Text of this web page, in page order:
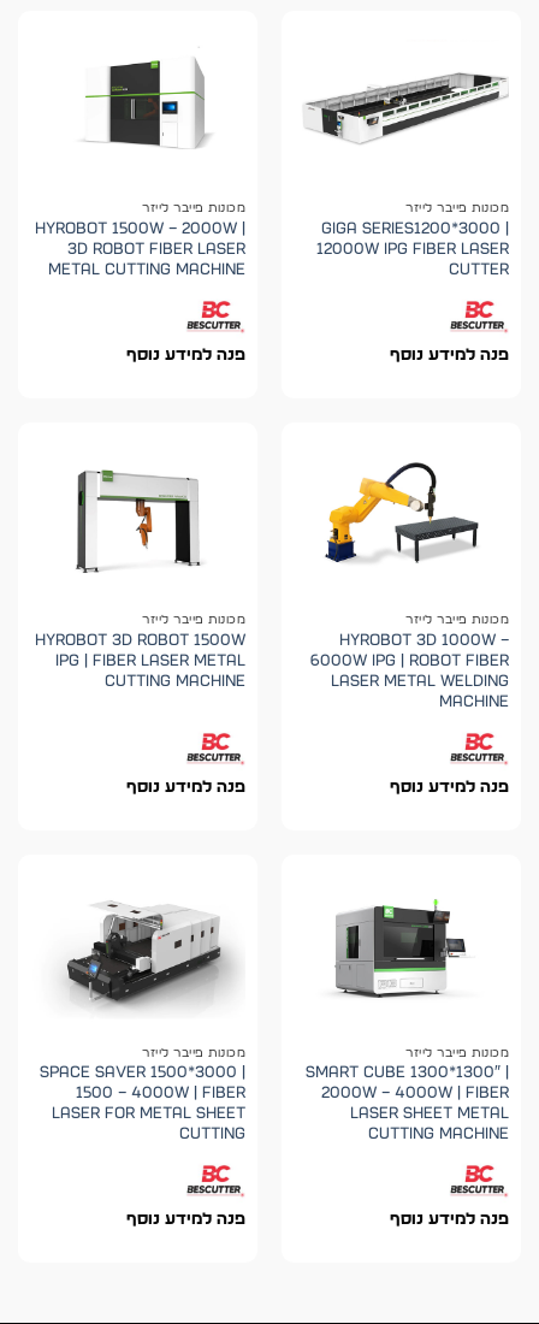
מכונות פייבר לייזר
GIGA SERIES1200*3000 |
12000W IPG Fiber Laser
Cutter
פנה למידע נוסף
מכונות פייבר לייזר
HYROBOT 1500W – 2000W |
3D Robot Fiber Laser
Metal Cutting Machine
פנה למידע נוסף
מכונות פייבר לייזר
HYROBOT 3D 1000W –
6000W IPG | Robot Fiber
Laser Metal Welding
Machine
פנה למידע נוסף
מכונות פייבר לייזר
HYROBOT 3D Robot 1500W
IPG | Fiber Laser Metal
Cutting Machine
פנה למידע נוסף
מכונות פייבר לייזר
SMART CUBE 1300*1300″ |
2000W – 4000W | Fiber
Laser Sheet Metal
Cutting Machine
פנה למידע נוסף
מכונות פייבר לייזר
SPACE SAVER 1500*3000 |
1500 – 4000W | Fiber
Laser for Metal Sheet
Cutting
פנה למידע נוסף